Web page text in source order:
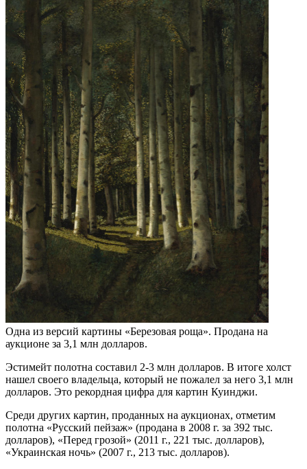
Одна из версий картины «Березовая роща». Продана на
аукционе за 3,1 млн долларов.
Эстимейт полотна составил 2-3 млн долларов. В итоге холст
нашел своего владельца, который не пожалел за него 3,1 млн
долларов. Это рекордная цифра для картин Куинджи.
Среди других картин, проданных на аукционах, отметим
полотна «Русский пейзаж» (продана в 2008 г. за 392 тыс.
долларов), «Перед грозой» (2011 г., 221 тыс. долларов),
«Украинская ночь» (2007 г., 213 тыс. долларов).